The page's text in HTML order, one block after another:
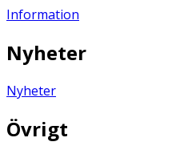
Information
Nyheter
Nyheter
Övrigt